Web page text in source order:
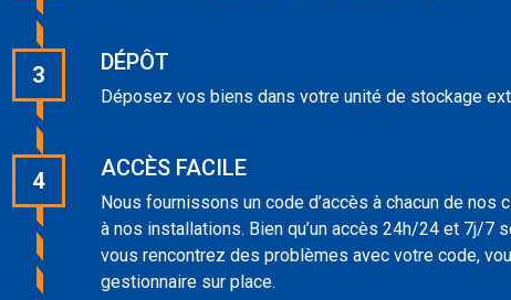
3 DÉPÔT
Déposez vos biens dans votre unité de stockage
4 ACCÈS FACILE
Nous fournissons un code d’accès à chacun de nos
à nos installations. Bien qu’un accès 24h/24 et 7j/7
vous rencontrez des problèmes avec votre code,
gestionnaire sur place.